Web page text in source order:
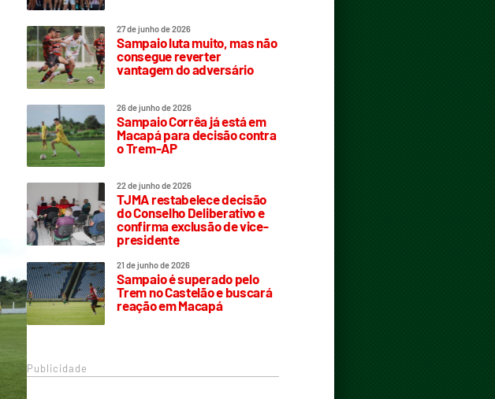
27 de junho de 2026
Sampaio luta muito, mas não
consegue reverter
vantagem do adversário
26 de junho de 2026
Sampaio Corrêa já está em
Macapá para decisão contra
o Trem-AP
22 de junho de 2026
TJMA restabelece decisão
do Conselho Deliberativo e
confirma exclusão de vice-
presidente
21 de junho de 2026
Sampaio é superado pelo
Trem no Castelão e buscará
reação em Macapá
Publicidade